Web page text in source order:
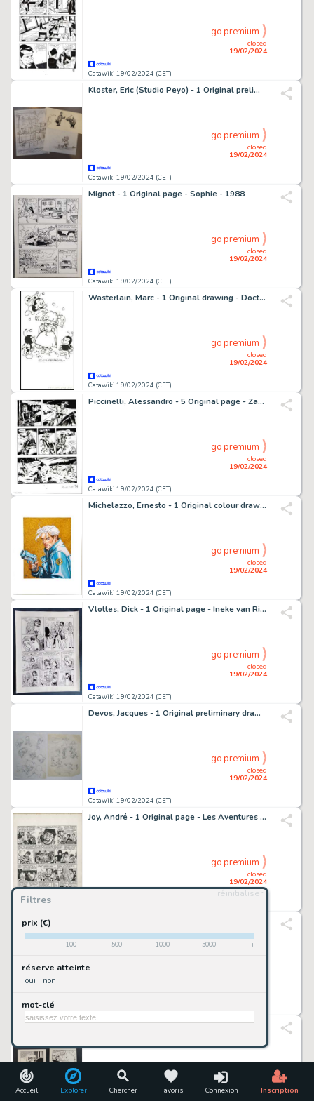
Accueil Explorer Chercher Favoris Connexion Inscription
Filtres
réinitialiser
prix (€)
- 100 500 1000 5000 +
réserve atteinte
oui non
mot-clé
Catawiki 19/02/2024 (CET)
closed
19/02/2024
go premium
Kloster, Eric (Studio Peyo) - 1 Original preliminary drawing - Michaël et Boldair
Catawiki 19/02/2024 (CET)
closed
19/02/2024
go premium
Mignot - 1 Original page - Sophie - 1988
Catawiki 19/02/2024 (CET)
closed
19/02/2024
go premium
Wasterlain, Marc - 1 Original drawing - Docteur Poche - Mimi et les coccinelles
Catawiki 19/02/2024 (CET)
closed
19/02/2024
go premium
Piccinelli, Alessandro - 5 Original page - Zagor #491 - "La banda del Guercio" - 2006
Catawiki 19/02/2024 (CET)
closed
19/02/2024
go premium
Michelazzo, Ernesto - 1 Original colour drawing - Nathan Never - 2024
Catawiki 19/02/2024 (CET)
closed
19/02/2024
go premium
Vlottes, Dick - 1 Original page - Ineke van Rijswijk - Avontuur in Parijs - 1973
Catawiki 19/02/2024 (CET)
closed
19/02/2024
go premium
Devos, Jacques - 1 Original preliminary drawing - Mr. Kweeniewa en geniale Olivier
Catawiki 19/02/2024 (CET)
closed
19/02/2024
go premium
Joy, André - 1 Original page - Les Aventures de Franck et Siméon - 1965
closed
19/02/2024
go premium
19/02/2024
go premium